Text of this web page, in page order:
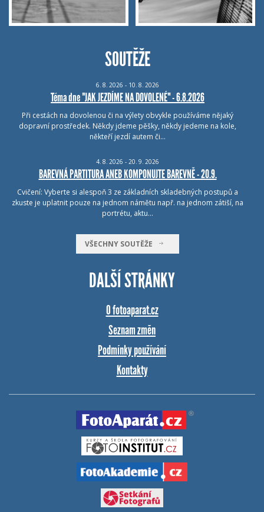
SOUTĚŽE
6. 8. 2026 - 10. 8. 2026
Téma dne "JAK JEZDÍME NA DOVOLENÉ" - 6.8.2026
Při cestách na dovolenou či na výlety obvykle používáme nějaký
dopravní prostředek. Někdy jdeme pěšky, někdy jedeme na kole,
někteří jezdí autem či…
4. 8. 2026 - 20. 9. 2026
BAREVNÁ PARTITURA ANEB KOMPONUJTE BAREVNĚ - 20.9.
Cvičení: Vyberte si alespoň 3 ze základních skladebných postupů a
zkuste je uplatnit pouze na jednom námětu např. na jednom zátiší, na
portrétu, aktu…
VŠECHNY SOUTĚŽE
DALŠÍ STRÁNKY
O fotoaparat.cz
Seznam změn
Podmínky používání
Kontakty